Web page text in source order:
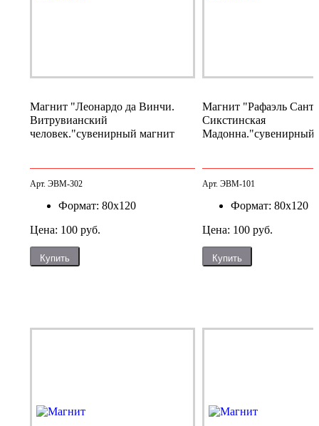
Магнит "Леонардо да Винчи.
Витрувианский
человек."сувенирный магнит
Арт. ЭВМ-302
Формат: 80х120
Цена: 100 руб.
Купить
Магнит "Рафаэль
Сикстинская
Мадонна."сувенирный
Арт. ЭВМ-101
Формат: 80х120
Цена: 100 руб.
Купить